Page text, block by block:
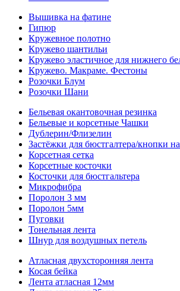
Вышивка на фатине
Гипюр
Кружевное полотно
Кружево шантильи
Кружево эластичное для нижнего
Кружево. Макраме. Фестоны
Розочки Блум
Розочки Шани
Бельевая окантовочная резинка
Бельевые и корсетные Чашки
Дублерин/Флизелин
Застёжки для бюстгалтера/кнопки
Корсетная сетка
Корсетные косточки
Косточки для бюстгальтера
Микрофибра
Поролон 3 мм
Поролон 5мм
Пуговки
Тонельная лента
Шнур для воздушных петель
Атласная двухсторонняя лента
Косая бейка
Лента атласная 12мм